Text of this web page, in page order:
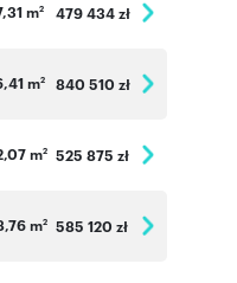
4 000
m2 479 434 zł
m2 840 510 zł
m2 525 875 zł
m2 585 120 zł